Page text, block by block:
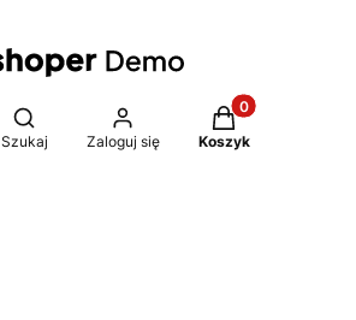
Otwórz wyszukiwarkę
Szukaj Zaloguj się
Produkty w
Koszyk